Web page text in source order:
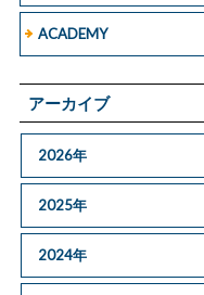
ACADEMY
アーカイブ
2026年
2025年
2024年